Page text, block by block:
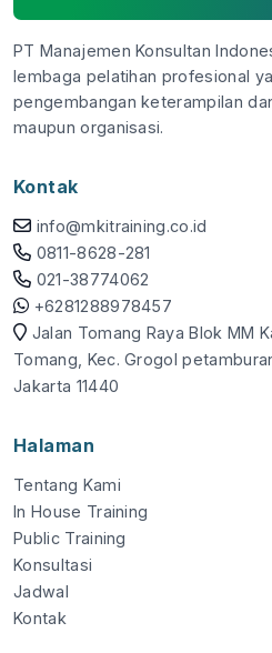
PT Manajemen Konsultan
lembaga pelatihan profesional
pengembangan keterampilan
maupun organisasi.
Kontak
info@mkitraining.co.id
0811-8628-281
021-38774062
+6281288978457
Jalan Tomang Raya Blok MM
Tomang, Kec. Grogol
Jakarta 11440
Halaman
Tentang Kami
In House Training
Public Training
Konsultasi
Jadwal
Kontak